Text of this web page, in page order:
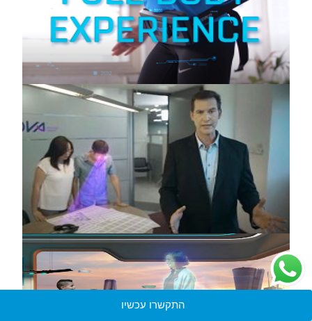
התקשרו עכשיו